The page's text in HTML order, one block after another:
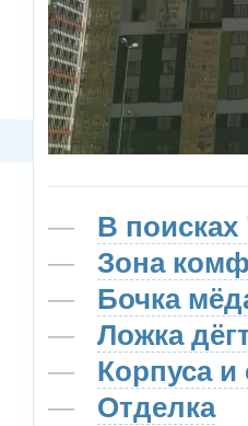
В
Зона
Бочка
Ложка
Корпуса и
Отделка